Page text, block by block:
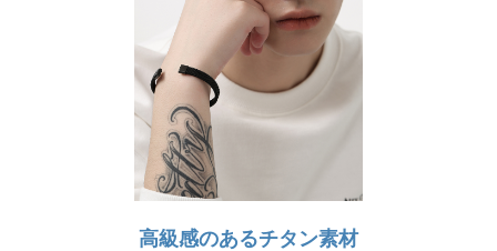
高級感のあるチタン素材